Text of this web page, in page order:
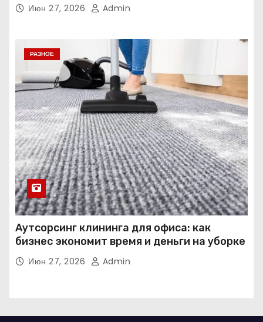
Июн 27, 2026 Admin
РАЗНОЕ
Аутсорсинг клининга для офиса: как
бизнес экономит время и деньги на уборке
Июн 27, 2026 Admin